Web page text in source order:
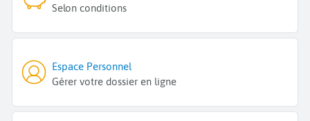
Selon conditions
Espace Personnel
Gérer votre dossier en ligne